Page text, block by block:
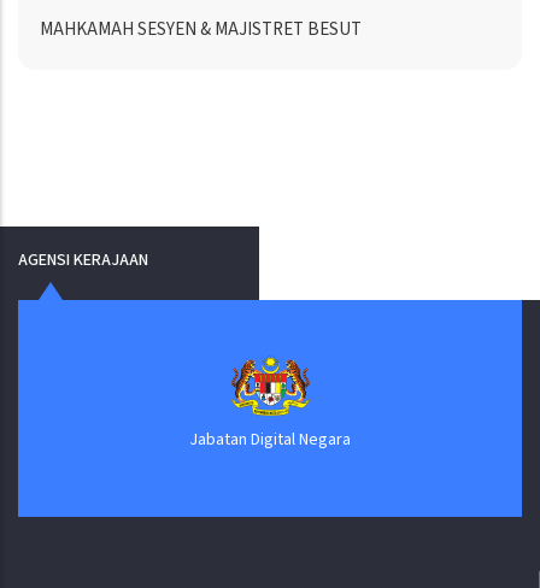
MAHKAMAH SESYEN & MAJISTRET BESUT
AGENSI KERAJAAN
Jabatan Digital Negara